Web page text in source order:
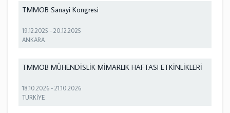
TMMOB Sanayi Kongresi
19.12.2025 -20.12.2025
ANKARA
TMMOB MÜHENDİSLİK MİMARLIK HAFTASI ETKİNLİKLERİ
18.10.2026 -21.10.2026
TÜRKİYE